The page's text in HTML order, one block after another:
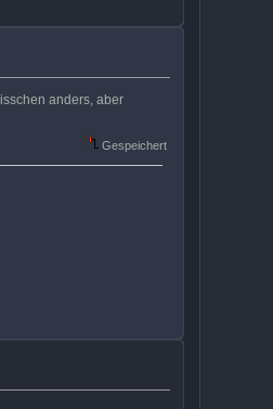
anders, aber
Gespeichert